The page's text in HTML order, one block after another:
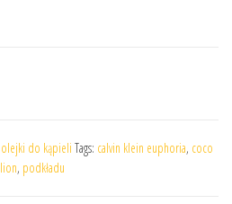
olejki do kąpieli Tags: calvin klein euphoria, coco
, podkładu